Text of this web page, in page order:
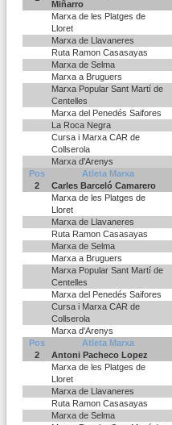
Miñarro
Marxa de les Platges de
Lloret
Marxa de Llavaneres
Ruta Ramon Casasayas
Marxa de Selma
Marxa a Bruguers
Marxa Popular Sant Martí de
Centelles
Marxa del Penedés Saifores
La Roca Negra
Cursa i Marxa CAR de
Collserola
Marxa d'Arenys
Pos
Atleta Marxa
2
Carles Barceló Camarero
Marxa de les Platges de
Lloret
Marxa de Llavaneres
Ruta Ramon Casasayas
Marxa de Selma
Marxa a Bruguers
Marxa Popular Sant Martí de
Centelles
Marxa del Penedés Saifores
Cursa i Marxa CAR de
Collserola
Marxa d'Arenys
Pos
Atleta Marxa
2
Antoni Pacheco Lopez
Marxa de les Platges de
Lloret
Marxa de Llavaneres
Ruta Ramon Casasayas
Marxa de Selma